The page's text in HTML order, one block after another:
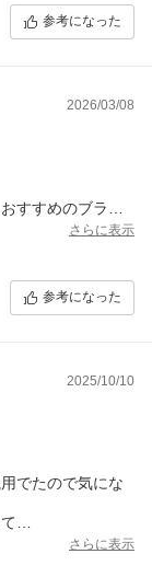
使いもしやすい
じがちょうどい
しやすく、メイ
のメイクにも使
初心者にも使い
なく変えたい方
参考になった
2026/03/08
すすめのブラウ
みやすい落ち着
ュラルに目元の
使いもしやすい
じがちょうどい
しやすく、メイ
のメイクにも使
初心者にも使い
なく変えたい方
さらに表示
参考になった
2025/10/10
でたので気にな
する感じでトロ
さらに表示